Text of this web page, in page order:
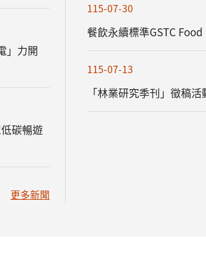
」力開
碳暢遊
更多新聞
115-07-30
餐飲永續標準GSTC
115-07-13
「林業研究季刊」徵稿活